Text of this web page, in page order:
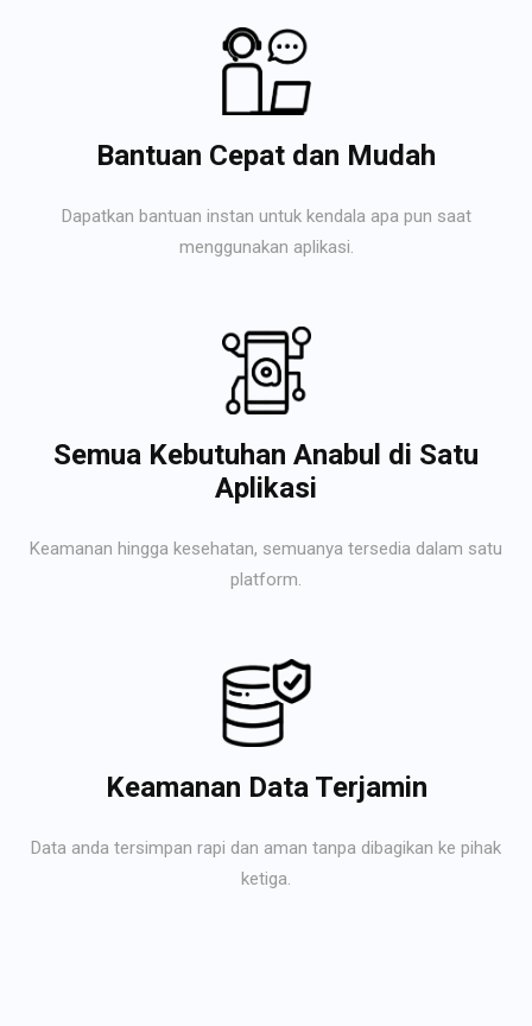
Bantuan Cepat dan Mudah
Dapatkan bantuan instan untuk kendala apa pun saat
menggunakan aplikasi.
Semua Kebutuhan Anabul di Satu
Aplikasi
Keamanan hingga kesehatan, semuanya tersedia dalam satu
platform.
Keamanan Data Terjamin
Data anda tersimpan rapi dan aman tanpa dibagikan ke pihak
ketiga.